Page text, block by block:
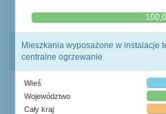
0,0%
Mieszkania wyposażone w instalacje
centralne ogrzewanie
Wieś
Województwo
Cały kraj